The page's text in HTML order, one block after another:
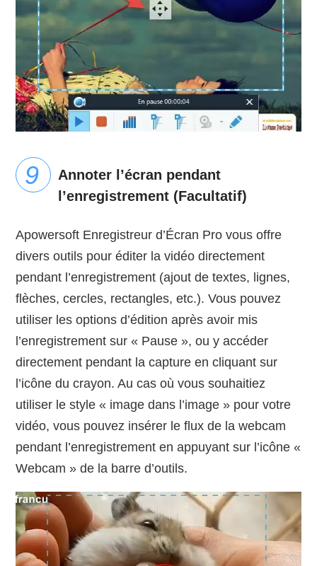
Annoter l’écran pendant
l’enregistrement (Facultatif)
Apowersoft Enregistreur d’Écran Pro vous offre
divers outils pour éditer la vidéo directement
pendant l’enregistrement (ajout de textes, lignes,
flèches, cercles, rectangles, etc.). Vous pouvez
utiliser les options d’édition après avoir mis
l’enregistrement sur « Pause », ou y accéder
directement pendant la capture en cliquant sur
l’icône du crayon. Au cas où vous souhaitiez
utiliser le style « image dans l’image » pour votre
vidéo, vous pouvez insérer le flux de la webcam
pendant l’enregistrement en appuyant sur l’icône «
Webcam » de la barre d’outils.